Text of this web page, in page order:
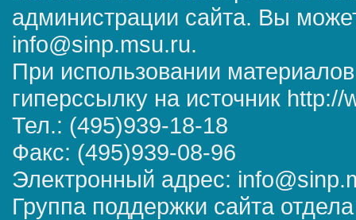
администрации сайта. Вы
info@sinp.msu.ru.
При использовании
гиперссылку на источник
Тел.: (495)939-18-18
Факс: (495)939-08-96
Электронный адрес:
Группа поддержки сайта